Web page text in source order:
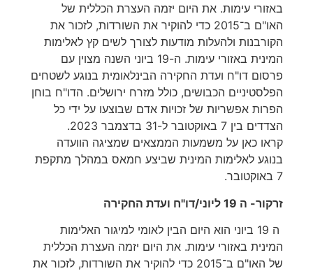
באזורי עימות. את היום יזמה העצרת הכללית של
האו"ם ב־2015 כדי להוקיר את השורדות, לזכור את
הקורבנות ולהעלות מודעות לצורך לשים קץ לאלימות
המינית באזורי עימות. ה-19 ביוני השנה מצוין עם
פרסום דו"ח ועדת החקירה הבינלאומית בנוגע לשטחים
הפלסטיניים הכבושים, כולל מזרח ירושלים. הדו"ח בוחן
הפרות אפשריות של זכויות אדם שבוצעו על ידי כל
הצדדים בין 7 באוקטובר ל-31 בדצמבר 2023.
קראו כאן על משמעות הממצאים שמציגה הוועדה
בנוגע לאלימות המינית שביצע חמאס במהלך מתקפת
7 באוקטובר.
זרקור- ה 19 ליוני/דו"ח ועדת החקירה
ה 19 ביוני הוא היום הבין לאומי למיגור האלימות
המינית באזורי עימות. את היום יזמה העצרת הכללית
של האו"ם ב־2015 כדי להוקיר את השורדות, לזכור את